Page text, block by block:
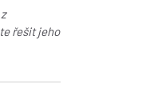
řešit jeho